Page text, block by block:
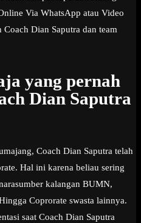
Via WhatsApp atau Video
Dian Saputra dan team
yang pernah
Dian Saputra
Coach Dian Saputra telah
Hal ini karena beliau sering
kalangan BUMN,
Coprorate swasta lainnya.
saat Coach Dian Saputra